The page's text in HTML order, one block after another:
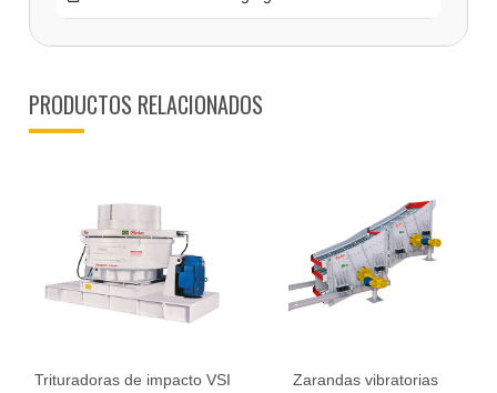
PRODUCTOS RELACIONADOS
Trituradoras de impacto VSI Zarandas vibratorias